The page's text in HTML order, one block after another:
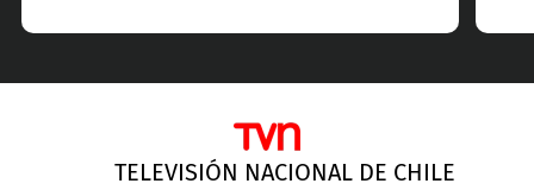
TELEVISIÓN NACIONAL DE CHILE